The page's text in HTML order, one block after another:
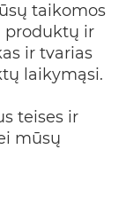
taikomos
produktų ir
ir tvarias
laikymąsi.
teises ir
mūsų